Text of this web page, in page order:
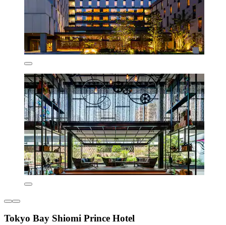
Tokyo Bay Shiomi Prince Hotel